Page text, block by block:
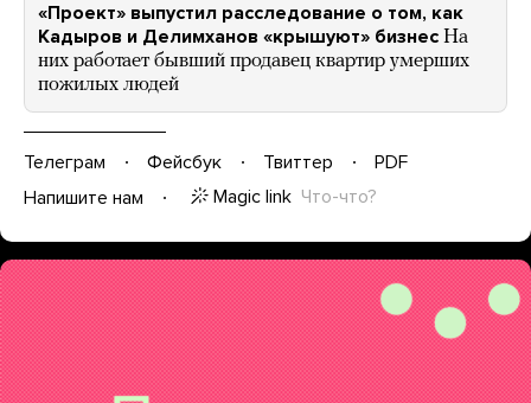
«Проект» выпустил расследование о том, как
Кадыров и Делимханов «крышуют» бизнес На
них работает бывший продавец квартир умерших
пожилых людей
Телеграм Фейсбук Твиттер
PDF
Напишите нам
Magic link Что-что?